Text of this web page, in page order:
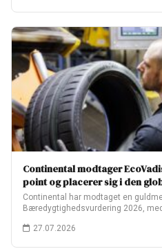
Continental modtager
point og placerer sig i den
Continental har modtaget en
Bæredygtighedsvurdering 2026,
27.07.2026